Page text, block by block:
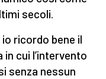
secoli.
io ricordo bene il
cui l’intervento
senza nessun